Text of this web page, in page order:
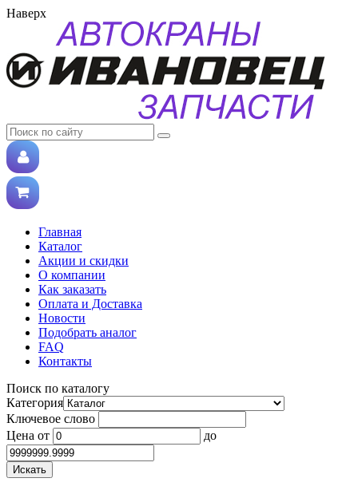
Наверх
Главная
Каталог
Акции и скидки
О компании
Как заказать
Оплата и Доставка
Новости
Подобрать аналог
FAQ
Контакты
Поиск по каталогу
Категория
Ключевое слово
Цена от до